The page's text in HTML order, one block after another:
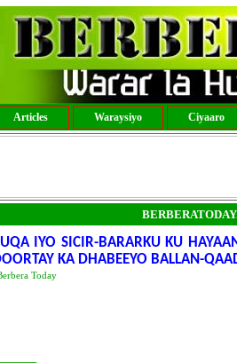
Articles Waraysiyo Ciyaaro
IYO SICIR-BARARKU KU
KA DHABEEYO BALLAN-
Today